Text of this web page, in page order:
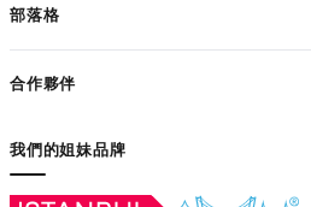
部落格
合作夥伴
我們的姐妹品牌